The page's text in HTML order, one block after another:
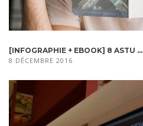
[INFOGRAPHIE + EBOOK] 8 ASTU ...
8 DÉCEMBRE 2016